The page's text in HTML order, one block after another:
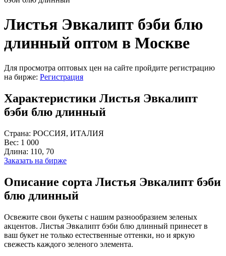
Листья Эвкалипт бэби блю
длинный оптом в Москве
Для просмотра оптовых цен на сайте пройдите регистрацию
на бирже: Регистрация
Характеристики Листья Эвкалипт
бэби блю длинный
Страна: РОССИЯ, ИТАЛИЯ
Вес: 1 000
Длина: 110, 70
Заказать на бирже
Описание сорта Листья Эвкалипт бэби
блю длинный
Освежите свои букеты с нашим разнообразием зеленых
акцентов. Листья Эвкалипт бэби блю длинный принесет в
ваш букет не только естественные оттенки, но и яркую
свежесть каждого зеленого элемента.